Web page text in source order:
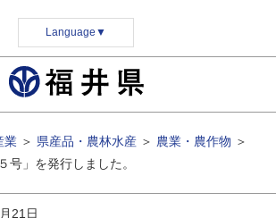
Language ▼
業 ＞ 県産品・農林水産 ＞ 農業・農作物 ＞
号」を発行しました。
21日